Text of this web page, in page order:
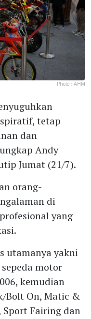
Photo : AHM
tetap
dan
Andy
Jumat (21/7).
orang-
di
yang
utamanya yakni
motor
kemudian
Bolt On, Matic &
Sport Fairing dan